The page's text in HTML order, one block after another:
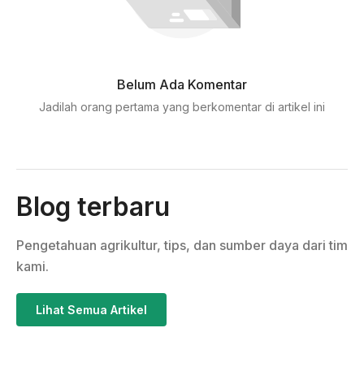
Belum Ada Komentar
Jadilah orang pertama yang berkomentar di artikel ini
Blog terbaru
Pengetahuan agrikultur, tips, dan sumber daya dari tim
kami.
Lihat Semua Artikel